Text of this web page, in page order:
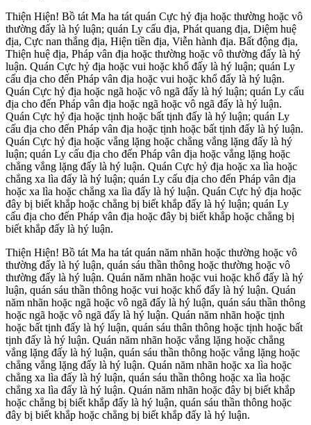
Thiện Hiện! Bồ tát Ma ha tát quán Cực hỷ địa hoặc thường hoặc vô
thường đấy là hý luận; quán Ly cấu địa, Phát quang địa, Diệm huệ
địa, Cực nan thắng địa, Hiện tiền địa, Viễn hành địa. Bất động địa,
Thiện huệ địa, Pháp vân địa hoặc thường hoặc vô thường đấy là hý
luận. Quán Cực hỷ địa hoặc vui hoặc khổ đấy là hý luận; quán Ly
cấu địa cho đến Pháp vân địa hoặc vui hoặc khổ đấy là hý luận.
Quán Cực hỷ địa hoặc ngã hoặc vô ngã đấy là hý luận; quán Ly cấu
địa cho đến Pháp vân địa hoặc ngã hoặc vô ngã đấy là hý luận.
Quán Cực hỷ địa hoặc tịnh hoặc bất tịnh đấy là hý luận; quán Ly
cấu địa cho đến Pháp vân địa hoặc tịnh hoặc bất tịnh đấy là hý luận.
Quán Cực hỷ địa hoặc vắng lặng hoặc chẳng vắng lặng đấy là hý
luận; quán Ly cấu địa cho đến Pháp vân địa hoặc vắng lặng hoặc
chẳng vắng lặng đấy là hý luận. Quán Cực hỷ địa hoặc xa lìa hoặc
chẳng xa lìa đấy là hý luận; quán Ly cấu địa cho đến Pháp vân địa
hoặc xa lìa hoặc chẳng xa lìa đấy là hý luận. Quán Cực hỷ địa hoặc
đây bị biết khắp hoặc chẳng bị biết khắp đấy là hý luận; quán Ly
cấu địa cho đến Pháp vân địa hoặc đây bị biết khắp hoặc chẳng bị
biết khắp đấy là hý luận.
Thiện Hiện! Bồ tát Ma ha tát quán năm nhãn hoặc thường hoặc vô
thường đấy là hý luận, quán sáu thần thông hoặc thường hoặc vô
thường đấy là hý luận. Quán năm nhãn hoặc vui hoặc khổ đấy là hý
luận, quán sáu thần thông hoặc vui hoặc khổ đấy là hý luận. Quán
năm nhãn hoặc ngã hoặc vô ngã đấy là hý luận, quán sáu thần thông
hoặc ngã hoặc vô ngã đấy là hý luận. Quán năm nhãn hoặc tịnh
hoặc bất tịnh đấy là hý luận, quán sáu thân thông hoặc tịnh hoặc bất
tịnh đấy là hý luận. Quán năm nhãn hoặc vắng lặng hoặc chẳng
vắng lặng đấy là hý luận, quán sáu thần thông hoặc vắng lặng hoặc
chẳng vắng lặng đấy là hý luận. Quán năm nhãn hoặc xa lìa hoặc
chẳng xa lìa đấy là hý luận, quán sáu thần thông hoặc xa lìa hoặc
chẳng xa lìa đấy là hý luận. Quán năm nhãn hoặc đây bị biết khắp
hoặc chẳng bị biết khắp đấy là hý luận, quán sáu thần thông hoặc
đây bị biết khắp hoặc chẳng bị biết khắp đấy là hý luận.